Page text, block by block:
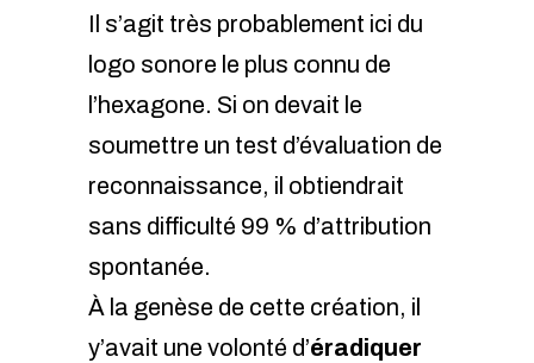
Il s’agit très probablement ici du
logo sonore le plus connu de
l’hexagone. Si on devait le
soumettre un test d’évaluation de
reconnaissance, il obtiendrait
sans difficulté 99 % d’attribution
spontanée.
À la genèse de cette création, il
y’avait une volonté d’éradiquer